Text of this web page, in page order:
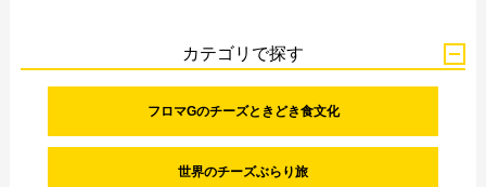
カテゴリで探す
フロマGのチーズときどき食文化
世界のチーズぶらり旅